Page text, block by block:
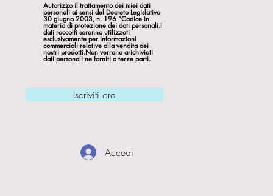
Autorizzo il trattamento dei miei dati
personali ai sensi del Decreto Legislativo
30 giugno 2003, n. 196 “Codice in
materia di protezione dei dati personali.I
dati raccolti saranno utilizzati
esclusivamente per informazioni
commerciali relative alla vendita dei
nostri prodotti.Non verrano arichiviati
dati personali ne forniti a terze parti.
Iscriviti ora
Accedi